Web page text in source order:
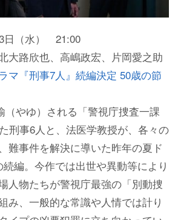
日（水） 21:00
大路欣也、高嶋政宏、片岡愛之助
マ『刑事7人』続編決定 50歳の節
（やゆ）される「警視庁捜査一課
刑事6人と、法医学教授が、各々の
難事件を解決に導いた昨年の夏ド
編。今作では出世や異動等により
人物たちが警視庁最強の「別動捜
み、一般的な常識や人情では計り